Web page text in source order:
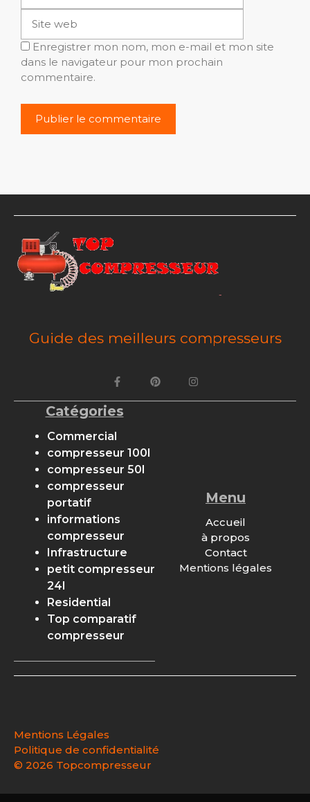
Enregistrer mon nom, mon e-mail et mon site
dans le navigateur pour mon prochain
commentaire.
Guide des meilleurs compresseurs
Catégories
Commercial
compresseur 100l
compresseur 50l
compresseur
portatif
informations
compresseur
Infrastructure
petit compresseur
24l
Residential
Top comparatif
compresseur
Menu
Accueil
à propos
Contact
Mentions légales
© 2026 Topcompresseur
Mentions Légales
Politique de confidentialité